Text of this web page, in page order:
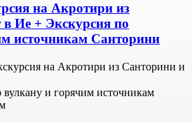
на Акротири из
Ие + Экскурсия по
источникам Санторини
на Акротири из Санторини и
вулкану и горячим источникам